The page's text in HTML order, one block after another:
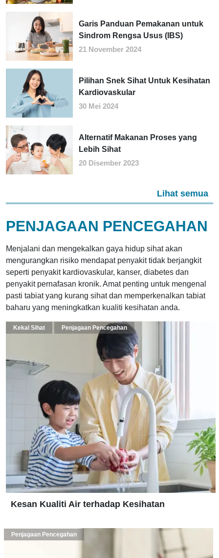
Garis Panduan Pemakanan untuk
Sindrom Rengsa Usus (IBS)
21 November 2024
Pilihan Snek Sihat Untuk Kesihatan
Kardiovaskular
30 Mei 2024
Alternatif Makanan Proses yang
Lebih Sihat
20 Disember 2023
Lihat semua
PENJAGAAN PENCEGAHAN
Menjalani dan mengekalkan gaya hidup sihat akan
mengurangkan risiko mendapat penyakit tidak berjangkit
seperti penyakit kardiovaskular, kanser, diabetes dan
penyakit pernafasan kronik. Amat penting untuk mengenal
pasti tabiat yang kurang sihat dan memperkenalkan tabiat
baharu yang meningkatkan kualiti kesihatan anda.
Kekal Sihat Penjagaan Pencegahan
Kesan Kualiti Air terhadap Kesihatan
Penjagaan Pencegahan